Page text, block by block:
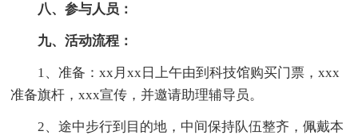
八、参与人员：
九、活动流程：
1、准备：xx月xx日上午由到科技馆购买门票，xxx
准备旗杆，xxx宣传，并邀请助理辅导员。
2、途中步行到目的地，中间保持队伍整齐，佩戴本